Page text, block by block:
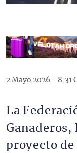
2 Mayo 2026 - 8:31
La
Ganaderos,
proyecto